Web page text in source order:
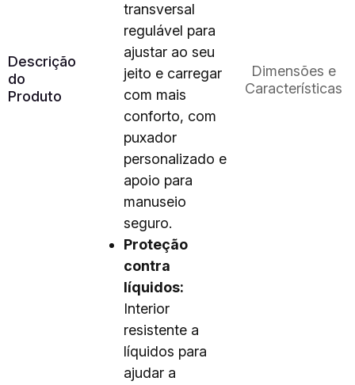
Descrição
do
Produto
transversal
regulável para
ajustar ao seu
jeito e carregar
com mais
conforto, com
puxador
personalizado e
apoio para
manuseio
seguro.
Proteção
contra
líquidos:
Interior
resistente a
líquidos para
ajudar a
Dimensões e
Características